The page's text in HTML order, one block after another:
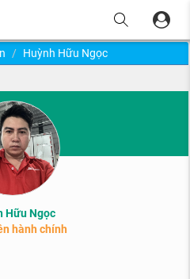
Huỳnh Hữu Ngọc
Hữu Ngọc
hành chính